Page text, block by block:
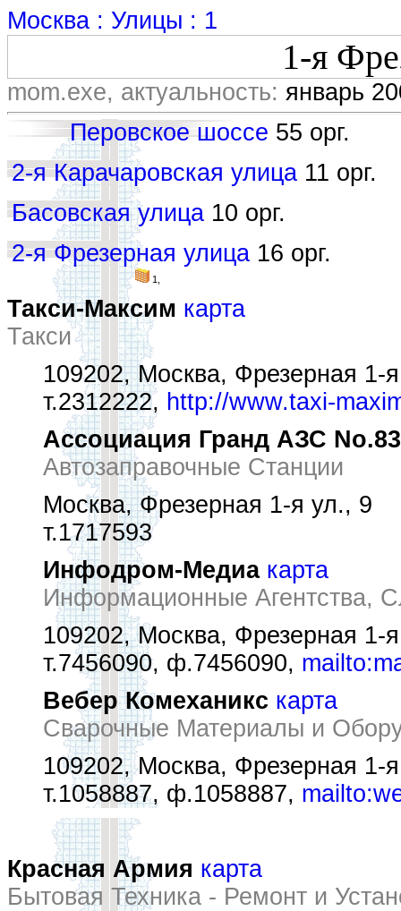
Москва : Улицы : 1
1-я
mom.exe, актуальность: январь
Перовское шоссе 55 орг.
2-я Карачаровская улица 11 орг.
Басовская улица 10 орг.
2-я Фрезерная улица 16 орг.
1,
Такси-Максим карта
Такси
109202, Москва, Фрезерная 1-
т.2312222, http://www.taxi-
Ассоциация Гранд АЗС No.83
Автозаправочные Станции
Москва, Фрезерная 1-я ул., 9
т.1717593
Инфодром-Медиа карта
Информационные Агентства,
109202, Москва, Фрезерная 1-
т.7456090, ф.7456090,
Вебер Комеханикс карта
Сварочные Материалы и
109202, Москва, Фрезерная 1-
т.1058887, ф.1058887,
Красная Армия карта
Бытовая Техника - Ремонт и